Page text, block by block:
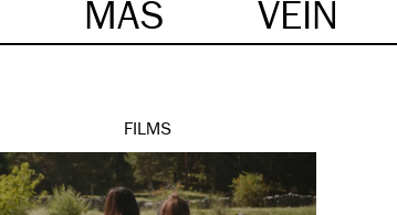
MÁS VEIN
FILMS